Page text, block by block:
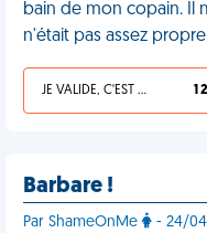
bain de mon copain. Il
n'était pas assez
JE VALIDE, C'EST UNE VDM 1
Barbare !
Par ShameOnMe - 24/